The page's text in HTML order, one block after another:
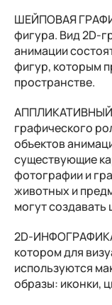
ШЕЙПОВАЯ
фигура. Вид 2D-
анимации
фигур, которым
пространстве.
графического
объектов
существующие
фотографии и
животных и
могут
2D-
котором для
используются
образы: иконки,